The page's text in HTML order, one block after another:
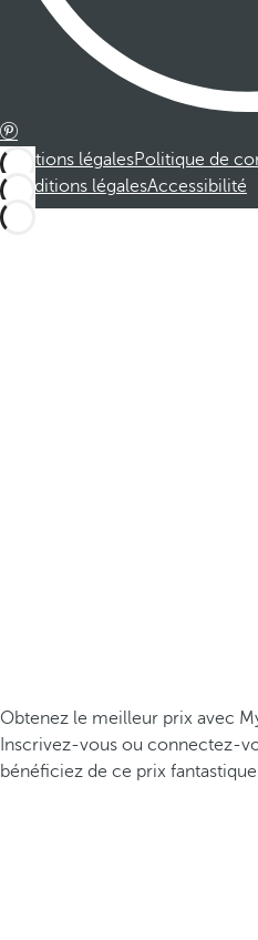
Mentions légalesPolitique de
Conditions légalesAccessibilité
Obtenez le meilleur prix avec
Inscrivez-vous ou connectez-
bénéficiez de ce prix